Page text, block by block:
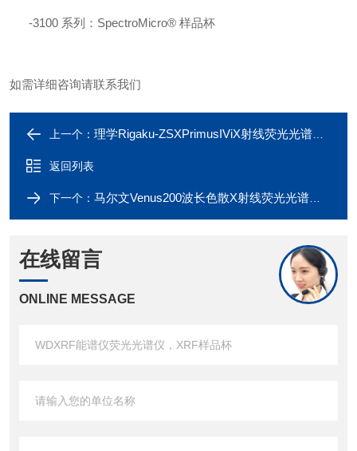
-3100 系列：SpectroMicro® 样品杯
如需详细咨询请联系我们
上一个： 理学Rigaku-ZSXPrimusIViX射线荧光光谱仪，XRF样品杯
返回列表
下一个： 马尔文Venus200波长色散X射线荧光光谱仪，XRF样品杯
在线留言
ONLINE MESSAGE